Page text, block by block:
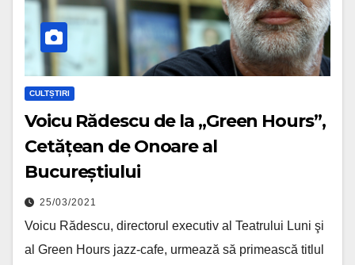
CULTȘTIRI
Voicu Rădescu de la „Green Hours”,
Cetățean de Onoare al
Bucureștiului
25/03/2021
Voicu Rădescu, directorul executiv al Teatrului Luni şi
al Green Hours jazz-cafe, urmează să primească titlul